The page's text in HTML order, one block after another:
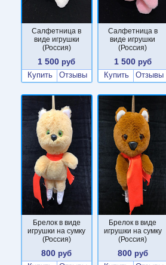
Салфетница в
виде игрушки
(Россия)
1 500 руб
Купить
Отзывы
Салфетница в
виде игрушки
(Россия)
1 500 руб
Купить
Отзывы
Брелок в виде
игрушки на сумку
(Россия)
800 руб
Брелок в виде
игрушки на сумку
(Россия)
800 руб